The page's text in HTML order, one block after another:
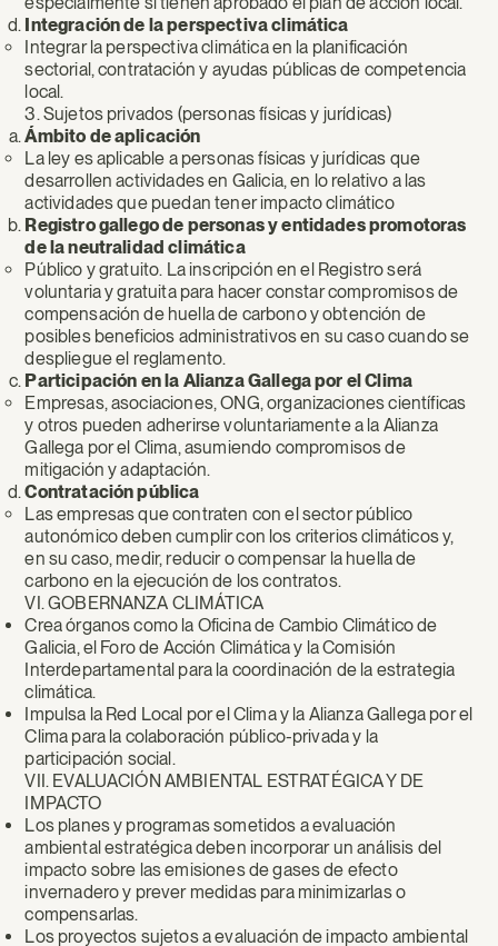
Integración de la perspectiva climática
Integrar la perspectiva climática en la planificación
sectorial, contratación y ayudas públicas de competencia
local.
3. Sujetos privados (personas físicas y jurídicas)
Ámbito de aplicación
La ley es aplicable a personas físicas y jurídicas que
desarrollen actividades en Galicia, en lo relativo a las
actividades que puedan tener impacto climático
Registro gallego de personas y entidades promotoras
de la neutralidad climática
Público y gratuito. La inscripción en el Registro será
voluntaria y gratuita para hacer constar compromisos de
compensación de huella de carbono y obtención de
posibles beneficios administrativos en su caso cuando se
despliegue el reglamento.
Participación en la Alianza Gallega por el Clima
Empresas, asociaciones, ONG, organizaciones científicas
y otros pueden adherirse voluntariamente a la Alianza
Gallega por el Clima, asumiendo compromisos de
mitigación y adaptación.
Contratación pública
Las empresas que contraten con el sector público
autonómico deben cumplir con los criterios climáticos y,
en su caso, medir, reducir o compensar la huella de
carbono en la ejecución de los contratos.
VI. GOBERNANZA CLIMÁTICA
Crea órganos como la Oficina de Cambio Climático de
Galicia, el Foro de Acción Climática y la Comisión
Interdepartamental para la coordinación de la estrategia
climática.
Impulsa la Red Local por el Clima y la Alianza Gallega por el
Clima para la colaboración público-privada y la
participación social.
VII. EVALUACIÓN AMBIENTAL ESTRATÉGICA Y DE
IMPACTO
Los planes y programas sometidos a evaluación
ambiental estratégica deben incorporar un análisis del
impacto sobre las emisiones de gases de efecto
invernadero y prever medidas para minimizarlas o
compensarlas.
Los proyectos sujetos a evaluación de impacto ambiental